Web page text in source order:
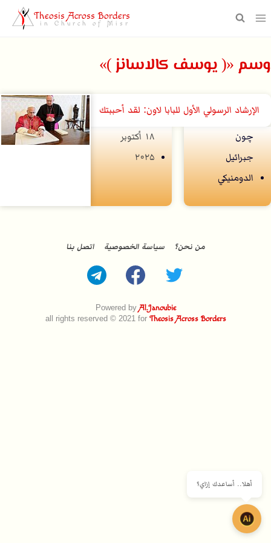
Theosis Across Borders
in Church of Misr
وسم «( يوسف كالاسانز )»
الإرشاد الرسولي الأول للبابا لاون: لقد أحببتك
چون
جبرائيل
الدومنيكي
۱۸ أكتوبر
۲۰۲۵
Powered by Al.Janoubie
all rights reserved © 2021 for Theosis Across Borders
من نحن؟ سياسة الخصوصية اتصل بنا
أهلا.. أساعدك إزاي؟